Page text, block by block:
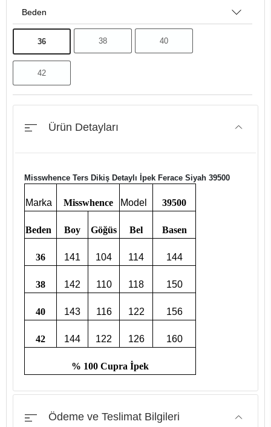
Beden
36 38 40
42
Ürün Detayları
Misswhence Ters Dikiş Detaylı İpek Ferace Siyah 39500
Marka Misswhence Model 39500
Beden Boy Göğüs Bel Basen
36 141 104 114 144
38 142 110 118 150
40 143 116 122 156
42 144 122 126 160
% 100 Cupra İpek
Ödeme ve Teslimat Bilgileri